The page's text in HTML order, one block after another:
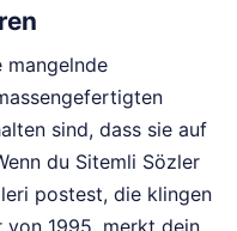
mangelnde
sind, dass sie auf
du Sitemli Sözler
postest, die klingen